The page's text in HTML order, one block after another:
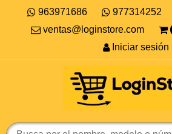
963971686 977314252
ventas@loginstore.com
Iniciar sesión